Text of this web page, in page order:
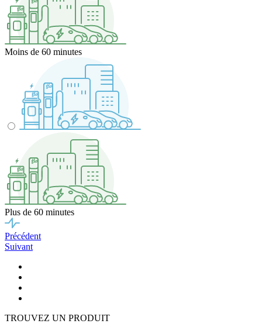
Moins de 60 minutes
Plus de 60 minutes
Précédent
Suivant
TROUVEZ UN PRODUIT